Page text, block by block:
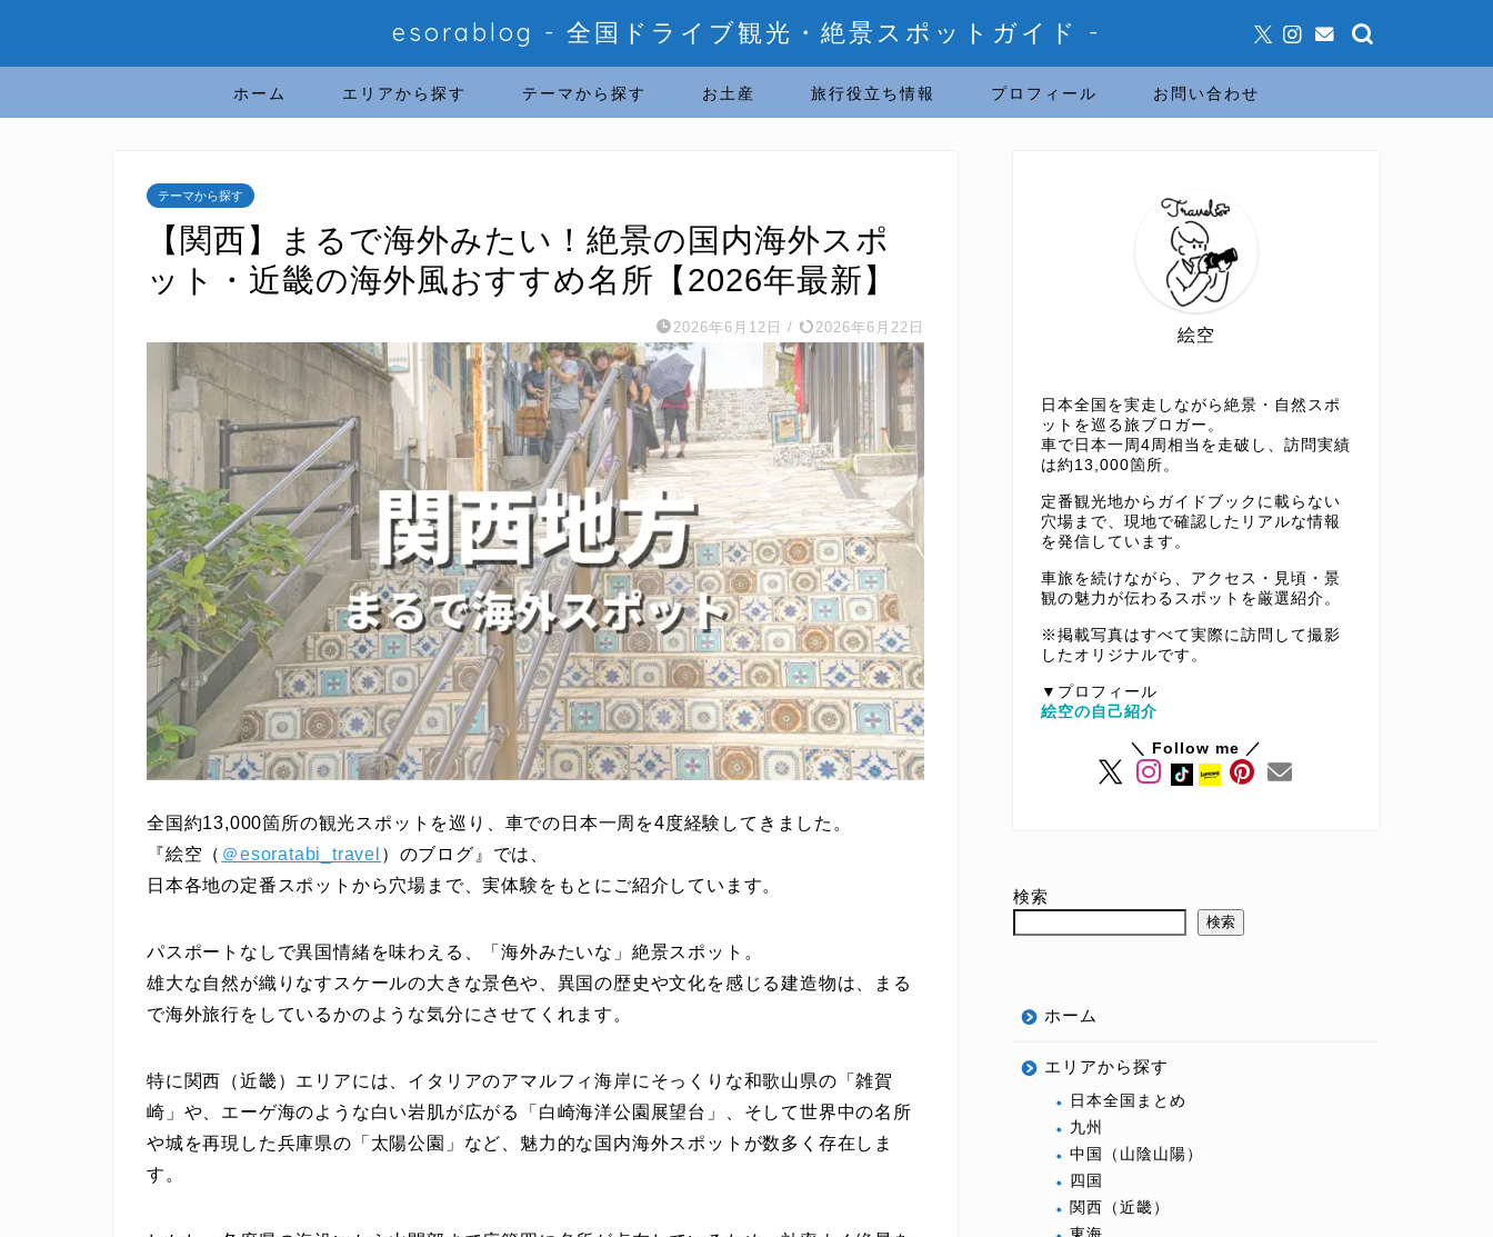
esorablog - 全国ドライブ観光・絶景スポットガイド -
ホーム エリアから探す テーマから探す お土産 旅行役立ち情報 プロフィール お問い合わせ
テーマから探す
【関西】まるで海外みたい！絶景の国内海外スポ
ット・近畿の海外風おすすめ名所【2026年最新】
2026年6月12日 / 2026年6月22日
全国約13,000箇所の観光スポットを巡り、車での日本一周を4度経験してきました。
『絵空（ ＠esoratabi_travel ）のブログ』では、
日本各地の定番スポットから穴場まで、実体験をもとにご紹介しています。
パスポートなしで異国情緒を味わえる、「海外みたいな」絶景スポット。
雄大な自然が織りなすスケールの大きな景色や、異国の歴史や文化を感じる建造物は、まる
で海外旅行をしているかのような気分にさせてくれます。
特に関西（近畿）エリアには、イタリアのアマルフィ海岸にそっくりな和歌山県の「雑賀
崎」や、エーゲ海のような白い岩肌が広がる「白崎海洋公園展望台」、そして世界中の名所
や城を再現した兵庫県の「太陽公園」など、魅力的な国内海外スポットが数多く存在しま
す。
絵空
日本全国を実走しながら絶景・自然スポ
ットを巡る旅ブロガー。
車で日本一周4周相当を走破し、訪問実績
は約13,000箇所。
定番観光地からガイドブックに載らない
穴場まで、現地で確認したリアルな情報
を発信しています。
車旅を続けながら、アクセス・見頃・景
観の魅力が伝わるスポットを厳選紹介。
※掲載写真はすべて実際に訪問して撮影
したオリジナルです。
▼プロフィール
絵空の自己紹介
＼ Follow me ／
検索
検索
ホーム
エリアから探す
日本全国まとめ
九州
中国（山陰山陽）
四国
関西（近畿）